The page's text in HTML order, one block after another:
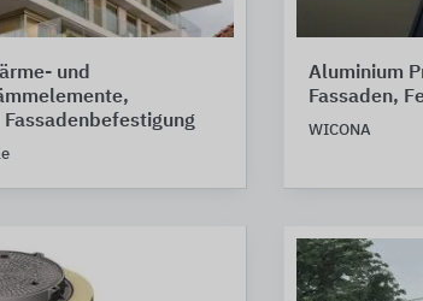
und
Fassadenbefestigung
Aluminium
Fassaden,
WICONA